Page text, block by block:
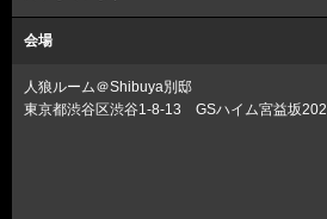
会場
人狼ルーム＠Shibuya別邸
東京都渋谷区渋谷1-8-13 GSハイム宮益坂202